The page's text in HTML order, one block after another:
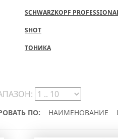
SCHWARZKOPF
SHOT
ТОНИКА
ПО: НАИМЕНОВАНИЕ